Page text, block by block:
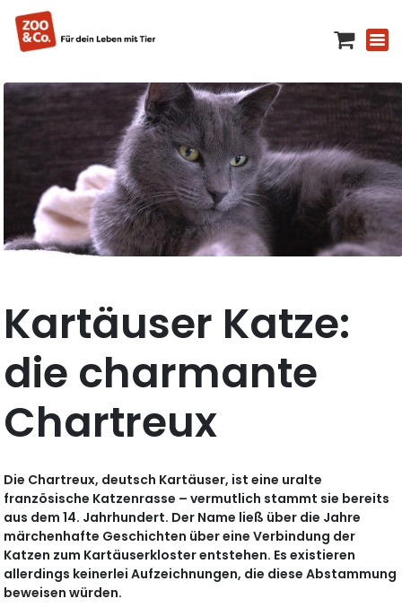
Kartäuser Katze:
die charmante
Chartreux
Die Chartreux, deutsch Kartäuser, ist eine uralte
französische Katzenrasse – vermutlich stammt sie bereits
aus dem 14. Jahrhundert. Der Name ließ über die Jahre
märchenhafte Geschichten über eine Verbindung der
Katzen zum Kartäuserkloster entstehen. Es existieren
allerdings keinerlei Aufzeichnungen, die diese Abstammung
beweisen würden.